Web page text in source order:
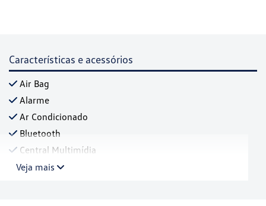
Características e acessórios
Air Bag
Alarme
Ar Condicionado
Bluetooth
Central Multimídia
Veja mais